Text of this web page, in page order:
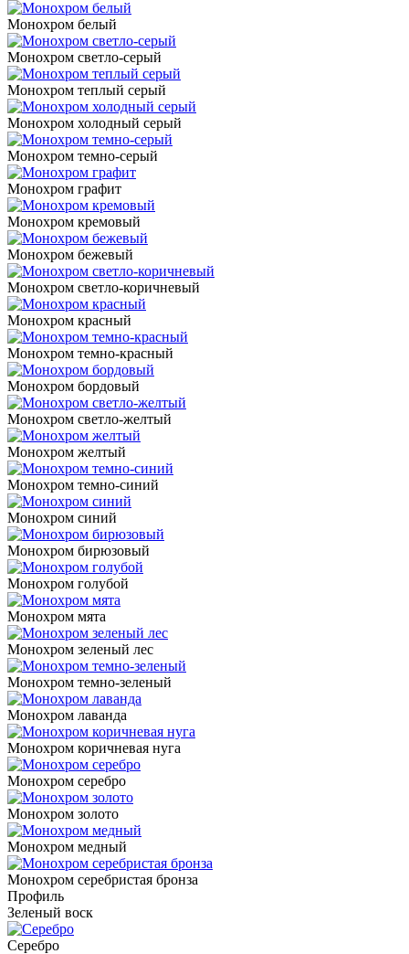
Монохром белый
Монохром светло-серый
Монохром теплый серый
Монохром холодный серый
Монохром темно-серый
Монохром графит
Монохром кремовый
Монохром бежевый
Монохром светло-коричневый
Монохром красный
Монохром темно-красный
Монохром бордовый
Монохром светло-желтый
Монохром желтый
Монохром темно-синий
Монохром синий
Монохром бирюзовый
Монохром голубой
Монохром мята
Монохром зеленый лес
Монохром темно-зеленый
Монохром лаванда
Монохром коричневая нуга
Монохром серебро
Монохром золото
Монохром медный
Монохром серебристая бронза
Профиль
Зеленый воск
Серебро